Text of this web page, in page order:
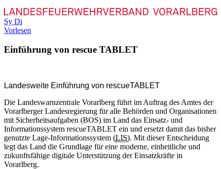
Sy Di
Vorlesen
Einführung von rescue TABLET
Landesweite Einführung von rescueTABLET
Die Landeswarnzentrale Vorarlberg führt im Auftrag des Amtes der
Vorarlberger Landesregierung für alle Behörden und Organisationen
mit Sicherheitsaufgaben (BOS) im Land das Einsatz- und
Informationssystem rescueTABLET ein und ersetzt damit das bisher
genutzte Lage-Informationssystem (LIS). Mit dieser Entscheidung
legt das Land die Grundlage für eine moderne, einheitliche und
zukunftsfähige digitale Unterstützung der Einsatzkräfte in
Vorarlberg.